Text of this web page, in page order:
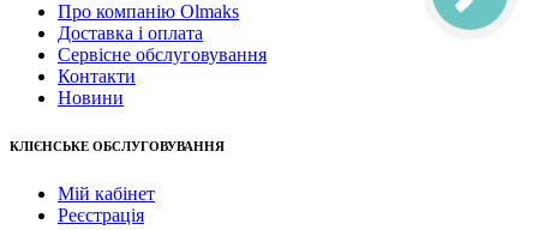
Про компанію Olmaks
Доставка і оплата
Сервісне обслуговування
Контакти
Новини
КЛІЄНСЬКЕ ОБСЛУГОВУВАННЯ
Мій кабінет
Реєстрація